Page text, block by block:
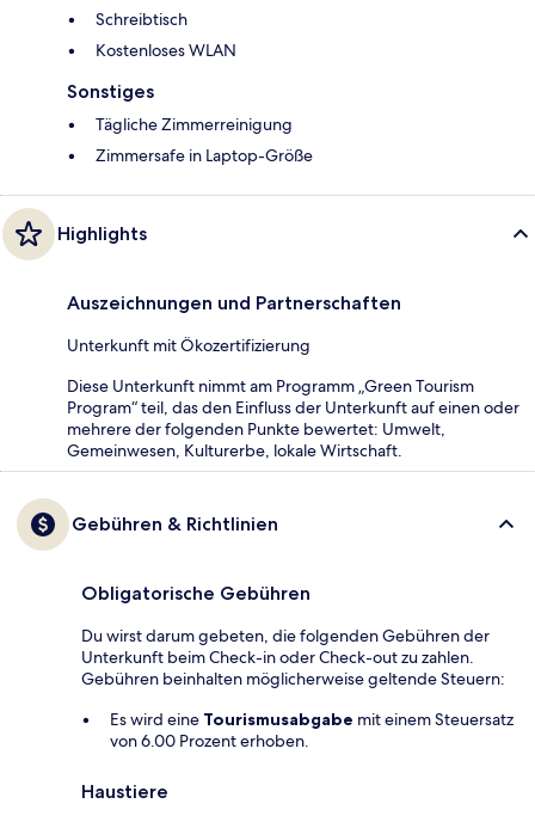
Schreibtisch
Kostenloses WLAN
Sonstiges
Tägliche Zimmerreinigung
Zimmersafe in Laptop-Größe
Highlights
Auszeichnungen und Partnerschaften
Unterkunft mit Ökozertifizierung
Diese Unterkunft nimmt am Programm „Green Tourism
Program“ teil, das den Einfluss der Unterkunft auf einen oder
mehrere der folgenden Punkte bewertet: Umwelt,
Gemeinwesen, Kulturerbe, lokale Wirtschaft.
Gebühren & Richtlinien
Obligatorische Gebühren
Du wirst darum gebeten, die folgenden Gebühren der
Unterkunft beim Check-in oder Check-out zu zahlen.
Gebühren beinhalten möglicherweise geltende Steuern:
Es wird eine Tourismusabgabe mit einem Steuersatz
von 6.00 Prozent erhoben.
Haustiere